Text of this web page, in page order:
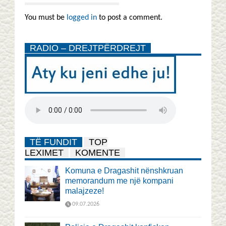
You must be logged in to post a comment.
RADIO – DREJTPËRDREJT
TË FUNDIT
TOP
LEXIMET
KOMENTE
Komuna e Dragashit nënshkruan
memorandum me një kompani
malajzeze!
09.07.2026